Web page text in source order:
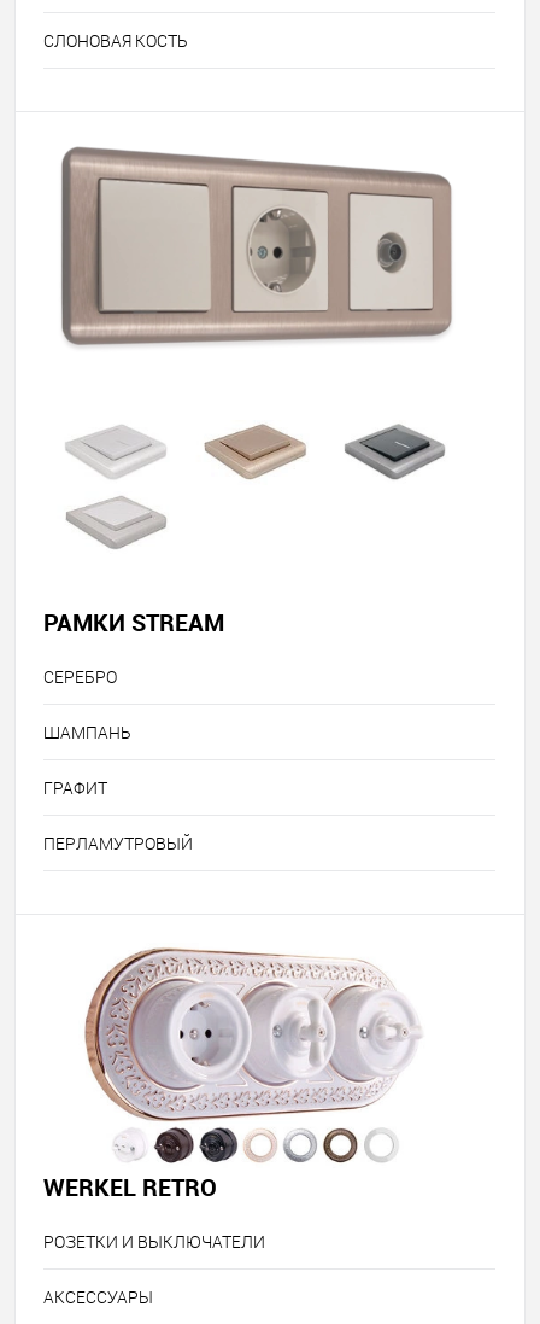
СЛОНОВАЯ КОСТЬ
РАМКИ STREAM
СЕРЕБРО
ШАМПАНЬ
ГРАФИТ
ПЕРЛАМУТРОВЫЙ
WERKEL RETRO
РОЗЕТКИ И ВЫКЛЮЧАТЕЛИ
АКСЕССУАРЫ